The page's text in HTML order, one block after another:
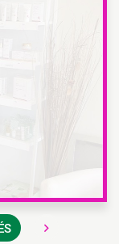
contacter via
au